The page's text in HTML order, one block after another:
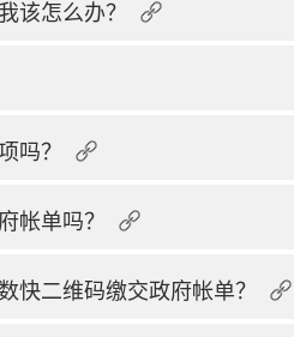
该怎么办？
吗？
帐单吗？
快二维码缴交政府帐单？